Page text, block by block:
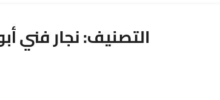
التصنيف:نجار فني